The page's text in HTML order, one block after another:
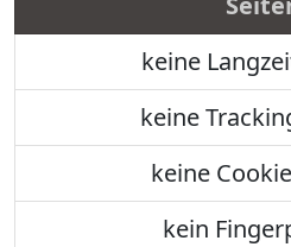
keine
keine
keine
kein